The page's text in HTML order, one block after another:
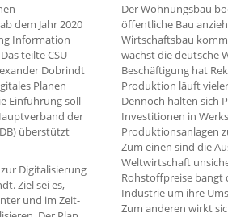
dem Jahr 2020
Information
teilte CSU-
Dobrindt
Planen
Einführung soll
der
überstützt
Digitalisierung
Ziel sei es,
und im Zeit-
Der Wohnungsbau
öffentliche Bau
Wirtschaftsbau
wächst die deutsche
Beschäftigung hat
Produktion läuft
Dennoch halten sich
Investitionen in
Produktionsanlagen
Zum einen sind die
Weltwirtschaft
Rohstoffpreise
Industrie um ihre
Zum anderen wirkt